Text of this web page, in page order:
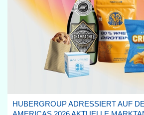
HUBERGROUP ADRESSIERT AUF